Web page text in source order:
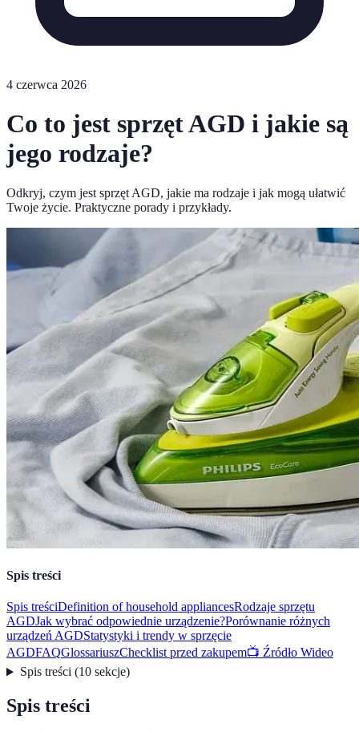
4 czerwca 2026
Co to jest sprzęt AGD i jakie są
jego rodzaje?
Odkryj, czym jest sprzęt AGD, jakie ma rodzaje i jak mogą ułatwić
Twoje życie. Praktyczne porady i przykłady.
Spis treści
Spis treściDefinition of household appliancesRodzaje sprzętu
AGDJak wybrać odpowiednie urządzenie?Porównanie różnych
urządzeń AGDStatystyki i trendy w sprzęcie
AGDFAQGlossariuszChecklist przed zakupem📺 Źródło Wideo
Spis treści(10 sekcje)
Spis treści